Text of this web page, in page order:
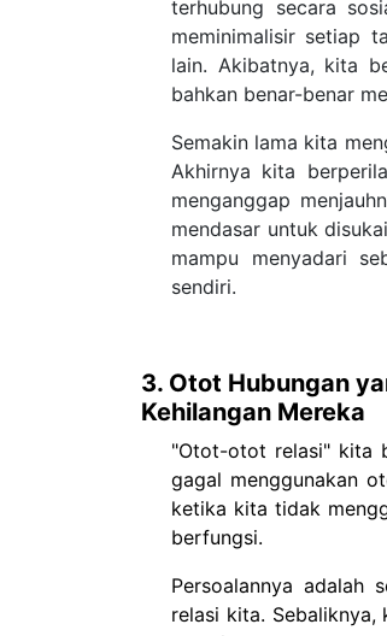
terhubung secara
meminimalisir setiap
lain. Akibatnya, kita
bahkan benar-benar
Semakin lama kita
Akhirnya kita
menganggap
mendasar untuk
mampu menyadari
sendiri.
3. Otot Hubungan
Kehilangan Mereka
"Otot-otot relasi" kita
gagal menggunakan
ketika kita tidak
berfungsi.
Persoalannya adalah
relasi kita.